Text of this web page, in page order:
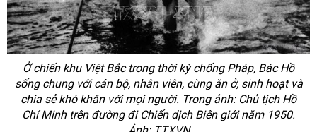
Ở chiến khu Việt Bắc trong thời kỳ chống Pháp, Bác Hồ
sống chung với cán bộ, nhân viên, cùng ăn ở, sinh hoạt và
chia sẻ khó khăn với mọi người. Trong ảnh: Chủ tịch Hồ
Chí Minh trên đường đi Chiến dịch Biên giới năm 1950.